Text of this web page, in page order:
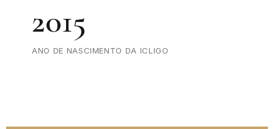
2015
ANO DE NASCIMENTO DA ICLIGO